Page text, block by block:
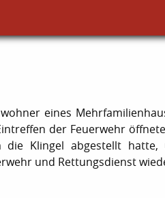
eines
der Feuerwehr
Klingel abgestellt
und Rettungsdienst